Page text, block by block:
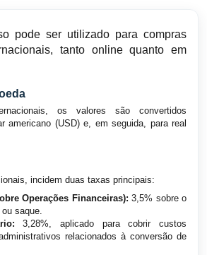
pode ser utilizado para compras
tanto online quanto em
os valores são convertidos
americano (USD) e, em seguida, para real
incidem duas taxas principais:
Operações Financeiras): 3,5% sobre o
saque.
3,28%, aplicado para cobrir custos
relacionados à conversão de